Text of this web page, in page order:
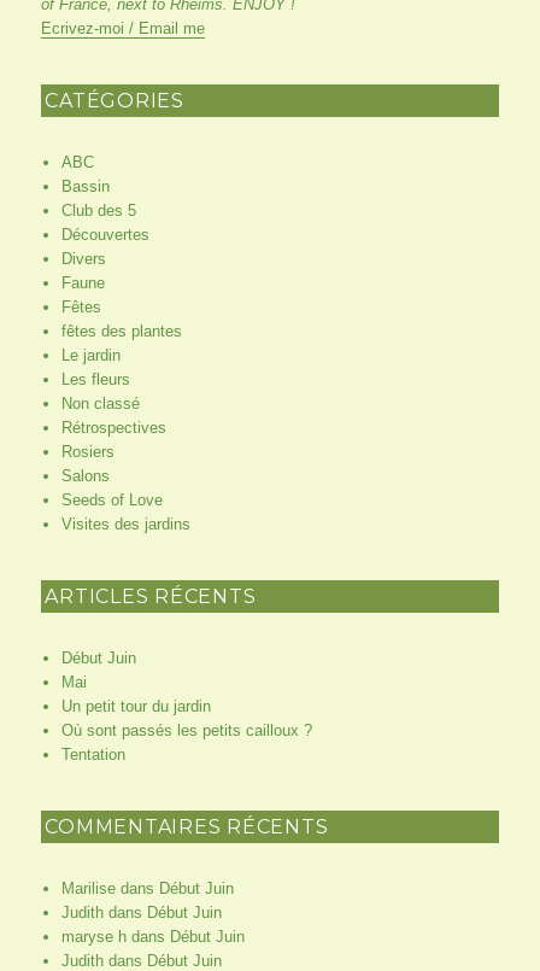
of France, next to Rheims. ENJOY !
Ecrivez-moi / Email me
CATÉGORIES
ABC
Bassin
Club des 5
Découvertes
Divers
Faune
Fêtes
fêtes des plantes
Le jardin
Les fleurs
Non classé
Rétrospectives
Rosiers
Salons
Seeds of Love
Visites des jardins
ARTICLES RÉCENTS
Début Juin
Mai
Un petit tour du jardin
Où sont passés les petits cailloux ?
Tentation
COMMENTAIRES RÉCENTS
Marilisedans Début Juin
Judithdans Début Juin
maryse hdans Début Juin
Judithdans Début Juin